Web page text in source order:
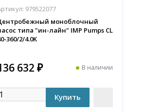
979522077
моноблочный
типа "ин-лайн" IMP Pumps CL
360/2/4.0K
632 ₽ В наличии